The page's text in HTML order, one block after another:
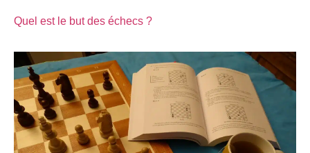
Quel est le but des échecs ?